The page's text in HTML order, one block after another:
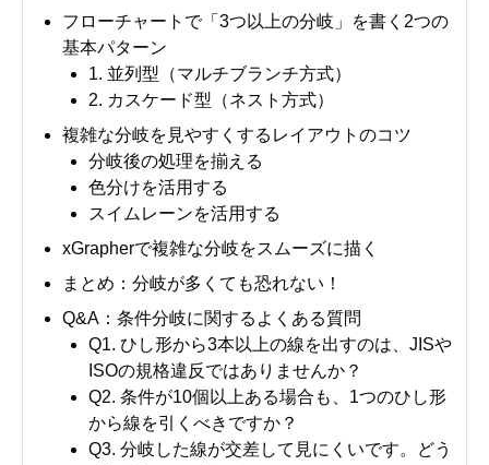
フローチャートで「3つ以上の分岐」を書く2つの
基本パターン
1. 並列型（マルチブランチ方式）
2. カスケード型（ネスト方式）
複雑な分岐を見やすくするレイアウトのコツ
分岐後の処理を揃える
色分けを活用する
スイムレーンを活用する
xGrapherで複雑な分岐をスムーズに描く
まとめ：分岐が多くても恐れない！
Q&A：条件分岐に関するよくある質問
Q1. ひし形から3本以上の線を出すのは、JISや
ISOの規格違反ではありませんか？
Q2. 条件が10個以上ある場合も、1つのひし形
から線を引くべきですか？
Q3. 分岐した線が交差して見にくいです。どう